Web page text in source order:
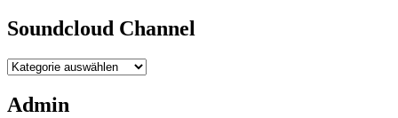
Soundcloud Channel
Soundcloud
Admin